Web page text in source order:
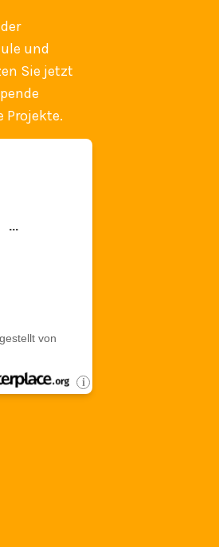
und
Sie jetzt
Projekte.